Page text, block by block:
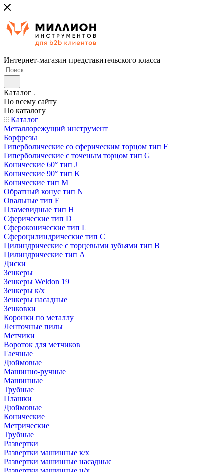
Интернет-магазин представительского класса
Каталог
По всему сайту
По каталогу
Каталог
Металлорежущий инструмент
Борфрезы
Гиперболические cо сферическим торцом тип F
Гиперболические с точеным торцом тип G
Конические 60° тип J
Конические 90° тип K
Конические тип M
Обратный конус тип N
Овальные тип E
Пламевидные тип H
Сферические тип D
Сфероконические тип L
Сфероцилиндрические тип C
Цилиндрические с торцевыми зубьями тип B
Цилиндрические тип А
Диски
Зенкеры
Зенкеры Weldon 19
Зенкеры к/х
Зенкеры насадные
Зенковки
Коронки по металлу
Ленточные пилы
Метчики
Вороток для метчиков
Гаечные
Дюймовые
Машинно-ручные
Машинные
Трубные
Плашки
Дюймовые
Конические
Метрические
Трубные
Развертки
Развертки машинные к/х
Развертки машинные насадные
Развертки машинные ц/х